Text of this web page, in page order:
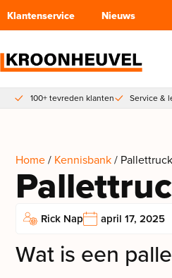
Klantenservice Nieuws
100+ tevreden klanten Service &
Home/ Kennisbank/ Pallettruck
Rick Nap april 17, 2025
Wat is een